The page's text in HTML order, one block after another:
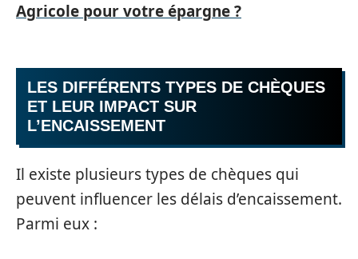
Agricole pour votre épargne ?
LES DIFFÉRENTS TYPES DE CHÈQUES
ET LEUR IMPACT SUR
L’ENCAISSEMENT
Il existe plusieurs types de chèques qui
peuvent influencer les délais d’encaissement.
Parmi eux :